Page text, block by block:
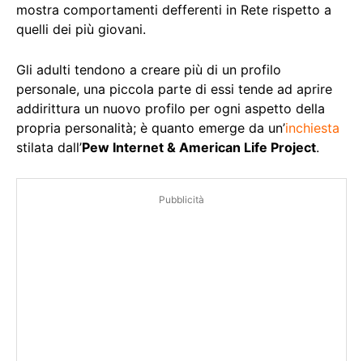
mostra comportamenti defferenti in Rete rispetto a
quelli dei più giovani.
Gli adulti tendono a creare più di un profilo
personale, una piccola parte di essi tende ad aprire
addirittura un nuovo profilo per ogni aspetto della
propria personalità; è quanto emerge da un’inchiesta
stilata dall’Pew Internet & American Life Project.
Pubblicità